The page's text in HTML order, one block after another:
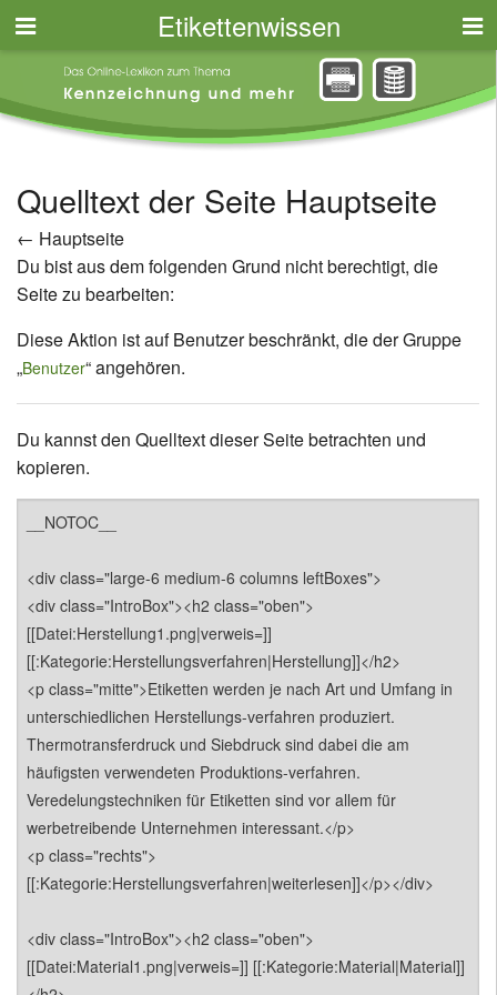
Etikettenwissen
Quelltext der Seite Hauptseite
← Hauptseite
Du bist aus dem folgenden Grund nicht berechtigt, die
Seite zu bearbeiten:
Diese Aktion ist auf Benutzer beschränkt, die der Gruppe
„Benutzer“ angehören.
Du kannst den Quelltext dieser Seite betrachten und
kopieren.